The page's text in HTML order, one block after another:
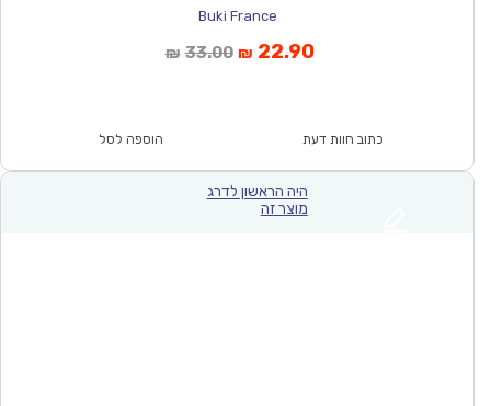
Buki France
₪ 33.00המחיר
₪33.00.
₪ 22.90המחיר
כתוב חוות דעת הוספה לסל
היה הראשון לדרג
מוצר זה